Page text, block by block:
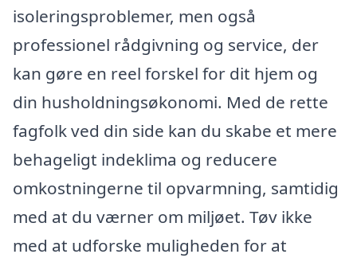
isoleringsproblemer, men også
professionel rådgivning og service, der
kan gøre en reel forskel for dit hjem og
din husholdningsøkonomi. Med de rette
fagfolk ved din side kan du skabe et mere
behageligt indeklima og reducere
omkostningerne til opvarmning, samtidig
med at du værner om miljøet. Tøv ikke
med at udforske muligheden for at